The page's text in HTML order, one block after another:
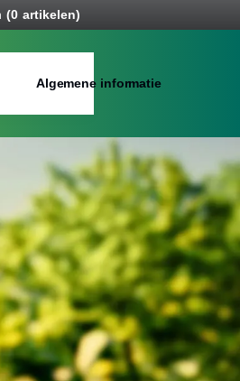
(0 artikelen)
Algemene informatie